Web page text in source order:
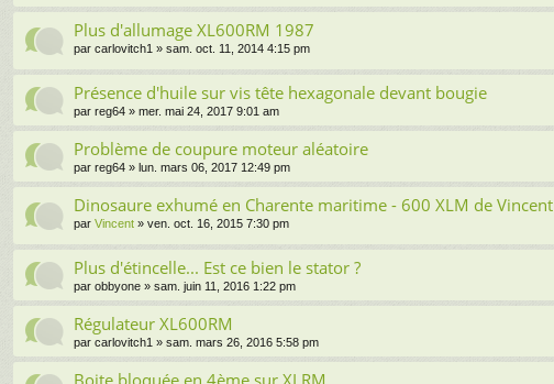
Plus d'allumage XL600RM 1987
par carlovitch1 » sam. oct. 11, 2014 4:15 pm
Présence d'huile sur vis tête hexagonale devant bougie
par reg64 » mer. mai 24, 2017 9:01 am
Problème de coupure moteur aléatoire
par reg64 » lun. mars 06, 2017 12:49 pm
Dinosaure exhumé en Charente maritime - 600 XLM de Vincent
par Vincent » ven. oct. 16, 2015 7:30 pm
Plus d'étincelle... Est ce bien le stator ?
par obbyone » sam. juin 11, 2016 1:22 pm
Régulateur XL600RM
par carlovitch1 » sam. mars 26, 2016 5:58 pm
Boite bloquée en 4ème sur XLRM